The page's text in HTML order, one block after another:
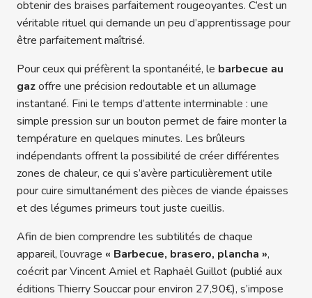
obtenir des braises parfaitement rougeoyantes. C’est un
véritable rituel qui demande un peu d’apprentissage pour
être parfaitement maîtrisé.
Pour ceux qui préfèrent la spontanéité, le barbecue au
gazoffre une précision redoutable et un allumage
instantané. Fini le temps d’attente interminable : une
simple pression sur un bouton permet de faire monter la
température en quelques minutes. Les brûleurs
indépendants offrent la possibilité de créer différentes
zones de chaleur, ce qui s’avère particulièrement utile
pour cuire simultanément des pièces de viande épaisses
et des légumes primeurs tout juste cueillis.
Afin de bien comprendre les subtilités de chaque
appareil, l’ouvrage « Barbecue, brasero, plancha »,
coécrit par Vincent Amiel et Raphaël Guillot (publié aux
éditions Thierry Souccar pour environ 27,90€), s’impose